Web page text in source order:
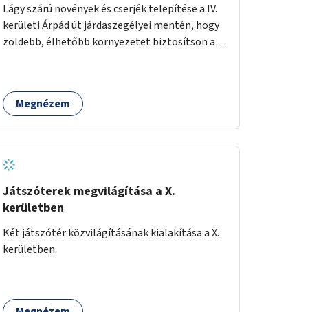
Lágy szárú növények és cserjék telepítése a IV.
kerületi Árpád út járdaszegélyei mentén, hogy
zöldebb, élhetőbb környezetet biztosítson a
Megnézem
Játszóterek megvilágítása a X.
kerületben
Két játszótér közvilágításának kialakítása a X.
kerületben.